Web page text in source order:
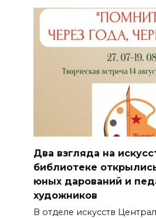
Два взгляда на
библиотеке
юных дарований и
художников
В отделе искусств